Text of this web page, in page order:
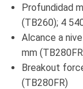
Profundidad
(TB260); 4
Alcance a
mm
Breakout
(TB280FR)